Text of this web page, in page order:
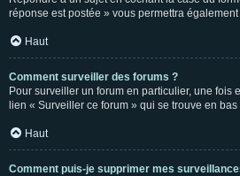
réponse est postée » vous permettra
Haut
Comment surveiller des forums ?
Pour surveiller un forum en particulier, une fois
lien « Surveiller ce forum » qui se trouve en
Haut
Comment puis-je supprimer mes